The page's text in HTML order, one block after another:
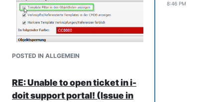
Liebe Grüße
Christian
POSTED IN ALLGEMEIN
8:46 PM
RE: Unable to open ticket in i-
doit support portal! (Issue in